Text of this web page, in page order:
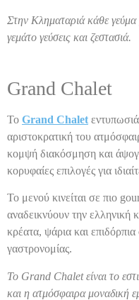
Στην Κληματαριά κάθε γεύμα
γεμάτο γεύσεις και ζεστασιά.
Grand Chalet
Το Grand Chalet
αριστοκρατική του
κομψή διακόσμηση και
κορυφαίες επιλογές για
Το μενού κινείται σε πιο
αναδεικνύουν την ελληνική
κρέατα, ψάρια και
γαστρονομίας.
Το Grand Chalet είναι το
και η ατμόσφαιρα μοναδική